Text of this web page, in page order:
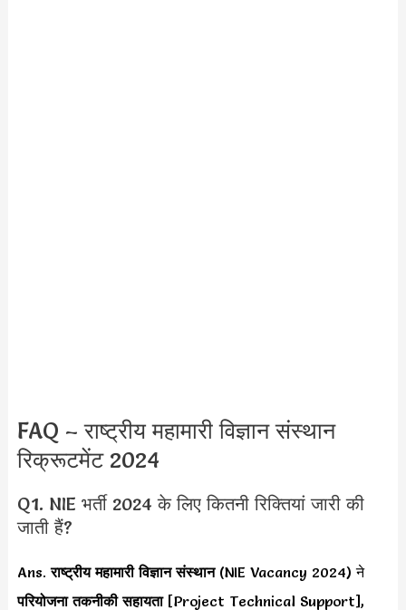
FAQ – राष्ट्रीय महामारी विज्ञान संस्थान
रिक्रूटमेंट 2024
Q1. NIE भर्ती 2024 के लिए कितनी रिक्तियां जारी की
जाती हैं?
Ans.राष्ट्रीय महामारी विज्ञान संस्थान(NIE Vacancy 2024) ने
परियोजना तकनीकी सहायता [Project Technical Support],